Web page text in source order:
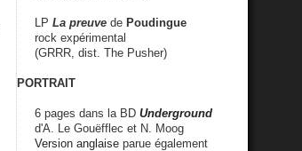
LP La preuve de Poudingue
rock expérimental
(GRRR, dist. The Pusher)
PORTRAIT
6 pages dans la BD Underground
d'A. Le Gouëfflec et N. Moog
Version anglaise parue également